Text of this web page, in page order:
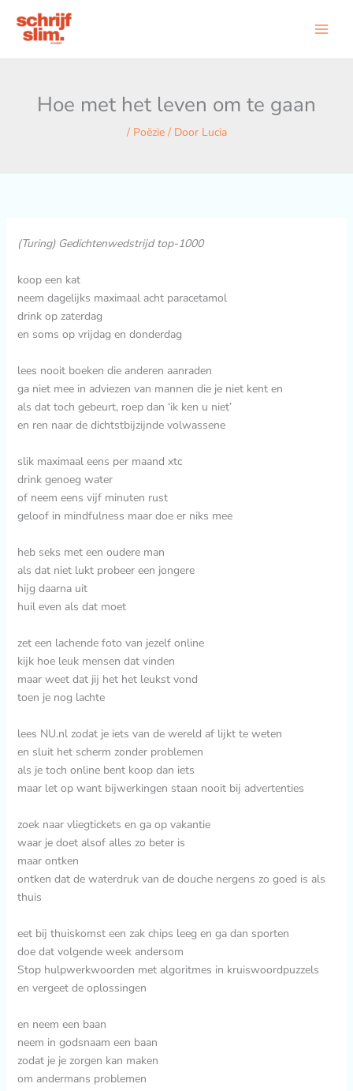
naar
Hoe met het leven om te gaan
/ Poëzie/ Door Lucia
(Turing) Gedichtenwedstrijd top-1000
koop een kat
neem dagelijks maximaal acht paracetamol
drink op zaterdag
en soms op vrijdag en donderdag
lees nooit boeken die anderen aanraden
ga niet mee in adviezen van mannen die je niet kent en
als dat toch gebeurt, roep dan ‘ik ken u niet’
en ren naar de dichtstbijzijnde volwassene
slik maximaal eens per maand xtc
drink genoeg water
of neem eens vijf minuten rust
geloof in mindfulness maar doe er niks mee
heb seks met een oudere man
als dat niet lukt probeer een jongere
hijg daarna uit
huil even als dat moet
zet een lachende foto van jezelf online
kijk hoe leuk mensen dat vinden
maar weet dat jij het het leukst vond
toen je nog lachte
lees NU.nl zodat je iets van de wereld af lijkt te weten
en sluit het scherm zonder problemen
als je toch online bent koop dan iets
maar let op want bijwerkingen staan nooit bij advertenties
zoek naar vliegtickets en ga op vakantie
waar je doet alsof alles zo beter is
maar ontken
ontken dat de waterdruk van de douche nergens zo goed is als
thuis
eet bij thuiskomst een zak chips leeg en ga dan sporten
doe dat volgende week andersom
Stop hulpwerkwoorden met algoritmes in kruiswoordpuzzels
en vergeet de oplossingen
en neem een baan
neem in godsnaam een baan
zodat je je zorgen kan maken
om andermans problemen